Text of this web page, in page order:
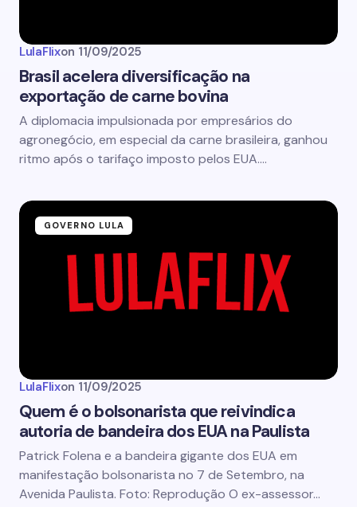
LulaFlixon 11/09/2025
Brasil acelera diversificação na
exportação de carne bovina
A diplomacia impulsionada por empresários do
agronegócio, em especial da carne brasileira, ganhou
ritmo após o tarifaço imposto pelos EUA.…
GOVERNO LULA
LulaFlixon 11/09/2025
Quem é o bolsonarista que reivindica
autoria de bandeira dos EUA na Paulista
Patrick Folena e a bandeira gigante dos EUA em
manifestação bolsonarista no 7 de Setembro, na
Avenida Paulista. Foto: Reprodução O ex-assessor…